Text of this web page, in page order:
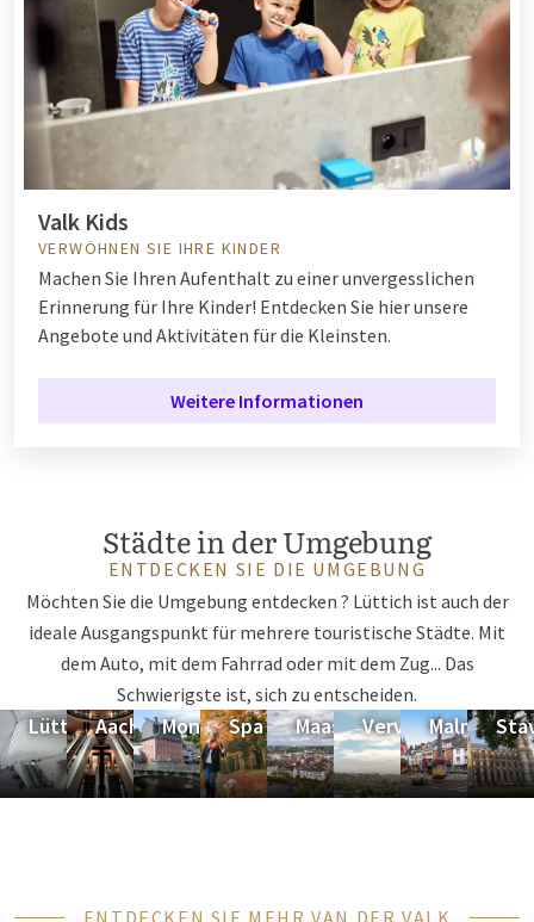
Valk Kids
VERWÖHNEN SIE IHRE KINDER
Machen Sie Ihren Aufenthalt zu einer unvergesslichen
Erinnerung für Ihre Kinder! Entdecken Sie hier unsere
Angebote und Aktivitäten für die Kleinsten.
Weitere Informationen
Städte in der Umgebung
ENTDECKEN SIE DIE UMGEBUNG
Möchten Sie die Umgebung entdecken ? Lüttich ist auch der
ideale Ausgangspunkt für mehrere touristische Städte. Mit
dem Auto, mit dem Fahrrad oder mit dem Zug... Das
Schwierigste ist, sich zu entscheiden.
LüttichAachenMonschau
Spa MaastrichtVerviersMalmedy